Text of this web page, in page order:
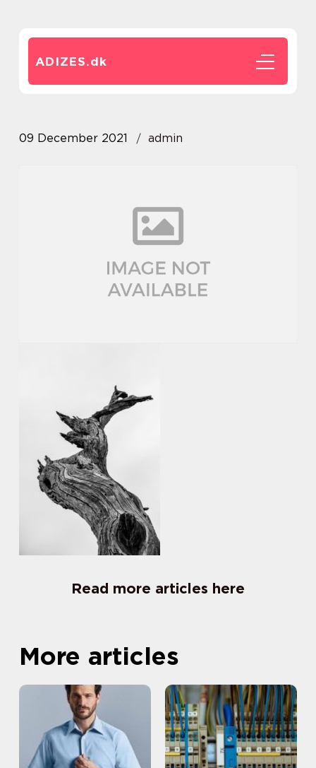
ADIZES.dk
09 December 2021 admin
Read more articles here
More articles